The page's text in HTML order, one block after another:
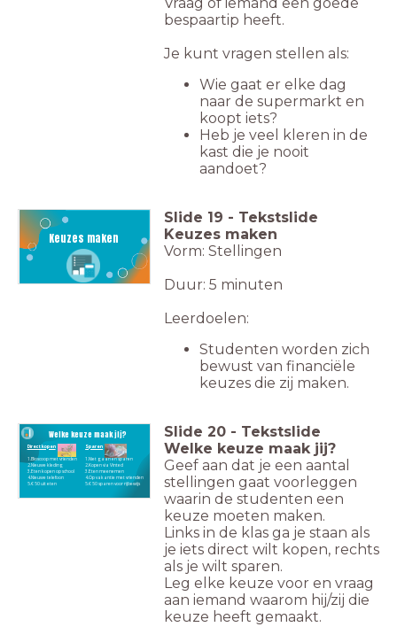
Vraag of iemand een goede
bespaartip heeft.
Je kunt vragen stellen als:
Wie gaat er elke dag
naar de supermarkt en
koopt iets?
Heb je veel kleren in de
kast die je nooit
aandoet?
Keuzes maken
Slide 19 - Tekstslide
Keuzes maken
Vorm: Stellingen
Duur: 5 minuten
Leerdoelen:
Studenten worden zich
bewust van financiële
keuzes die zij maken.
Welke keuze maak jij?
Sparen
1.Niet gaan en sparen
2.Kopen via Vinted
3.Eten meenemen
4.Op vakantie met vrienden
5.€ 50 sparen voor rijbewijs
Direct kopen
1.Bioscoop met vrienden
2.Nieuwe kleding
3.Eten kopen op school
4.Nieuwe telefoon
5.€ 50 uit eten
Slide 20 - Tekstslide
Welke keuze maak jij?
Geef aan dat je een aantal
stellingen gaat voorleggen
waarin de studenten een
keuze moeten maken.
Links in de klas ga je staan als
je iets direct wilt kopen, rechts
als je wilt sparen.
Leg elke keuze voor en vraag
aan iemand waarom hij/zij die
keuze heeft gemaakt.